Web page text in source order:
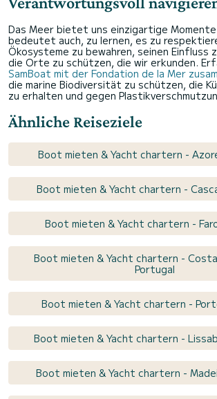
Das Meer bietet uns einzigartige
bedeutet auch, zu lernen, es zu
Ökosysteme zu bewahren, seinen Einfluss
die Orte zu schützen, die wir erkunden.
SamBoat mit der Fondation de la Mer
die marine Biodiversität zu schützen, die
zu erhalten und gegen
Ähnliche Reiseziele
Boot mieten & Yacht chartern -
Boot mieten & Yacht chartern -
Boot mieten & Yacht chartern -
Boot mieten & Yacht chartern -
Portugal
Boot mieten & Yacht chartern -
Boot mieten & Yacht chartern -
Boot mieten & Yacht chartern -